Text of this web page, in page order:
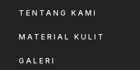
TENTANG KAMI
MATERIAL KULIT
GALERI